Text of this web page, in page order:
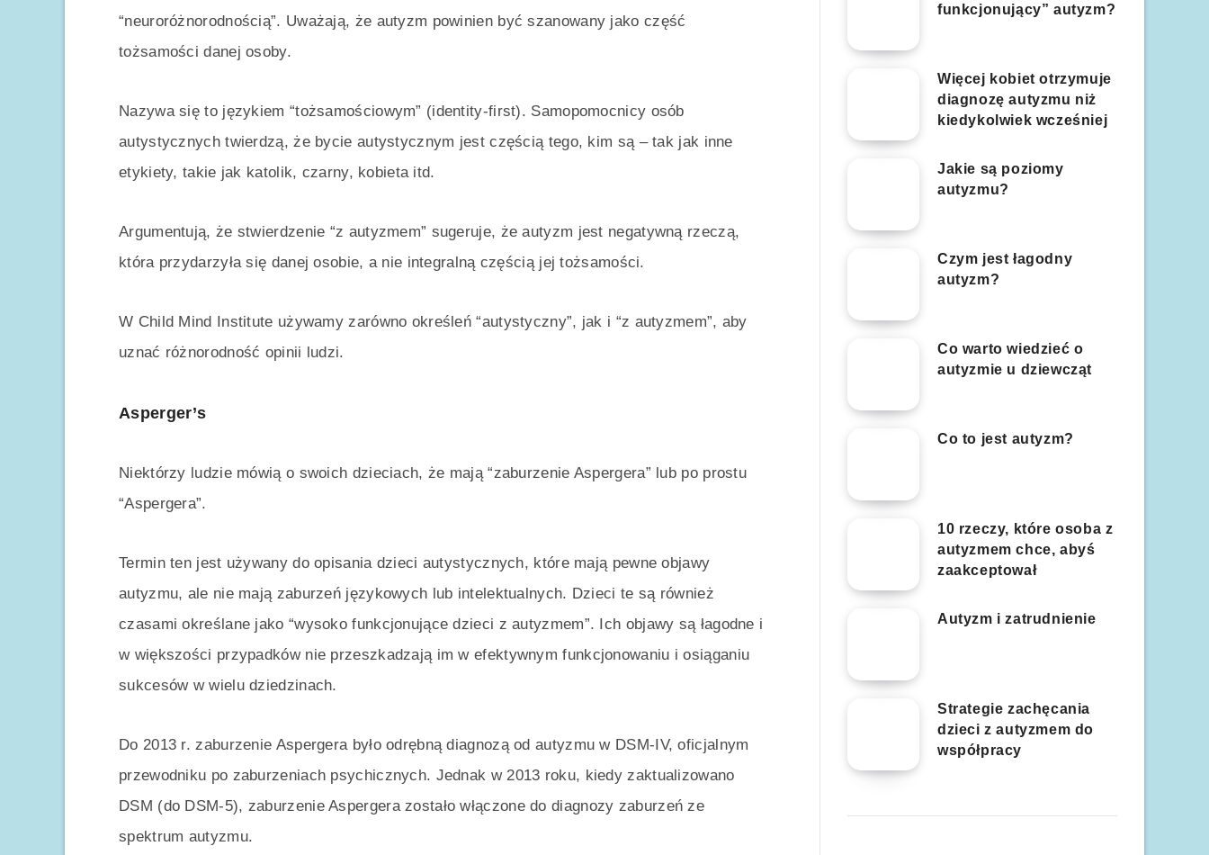
“neuroróżnorodnością”. Uważają, że autyzm powinien być szanowany jako część
tożsamości danej osoby.
Nazywa się to językiem “tożsamościowym” (identity-first). Samopomocnicy osób
autystycznych twierdzą, że bycie autystycznym jest częścią tego, kim są – tak jak inne
etykiety, takie jak katolik, czarny, kobieta itd.
Argumentują, że stwierdzenie “z autyzmem” sugeruje, że autyzm jest negatywną rzeczą,
która przydarzyła się danej osobie, a nie integralną częścią jej tożsamości.
W Child Mind Institute używamy zarówno określeń “autystyczny”, jak i “z autyzmem”, aby
uznać różnorodność opinii ludzi.
Asperger’s
Niektórzy ludzie mówią o swoich dzieciach, że mają “zaburzenie Aspergera” lub po prostu
“Aspergera”.
Termin ten jest używany do opisania dzieci autystycznych, które mają pewne objawy
autyzmu, ale nie mają zaburzeń językowych lub intelektualnych. Dzieci te są również
czasami określane jako “wysoko funkcjonujące dzieci z autyzmem”. Ich objawy są łagodne i
w większości przypadków nie przeszkadzają im w efektywnym funkcjonowaniu i osiąganiu
sukcesów w wielu dziedzinach.
Do 2013 r. zaburzenie Aspergera było odrębną diagnozą od autyzmu w DSM-IV, oficjalnym
przewodniku po zaburzeniach psychicznych. Jednak w 2013 roku, kiedy zaktualizowano
DSM (do DSM-5), zaburzenie Aspergera zostało włączone do diagnozy zaburzeń ze
spektrum autyzmu.
funkcjonujący” autyzm?
Więcej kobiet otrzymuje
diagnozę autyzmu niż
kiedykolwiek wcześniej
Jakie są poziomy
autyzmu?
Czym jest łagodny
autyzm?
Co warto wiedzieć o
autyzmie u dziewcząt
Co to jest autyzm?
10 rzeczy, które osoba z
autyzmem chce, abyś
zaakceptował
Autyzm i zatrudnienie
Strategie zachęcania
dzieci z autyzmem do
współpracy